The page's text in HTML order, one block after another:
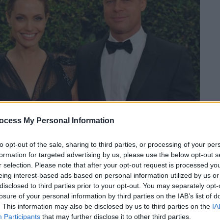
My Personal Information
opt-out of the sale, sharing to third parties, or processing of your
for targeted advertising by us, please use the below opt-out
selection. Please note that after your opt-out request is processed
interest-based ads based on personal information utilized by us
to third parties prior to your opt-out. You may separately
of your personal information by third parties on the IAB’s list of
This information may also be disclosed by us to third parties on the
Participants that may further disclose it to other third parties.
το ΕΘΝΟΣ στη Google
πλέον ο Μάντοξ Τζολί, γιος της
Μπραντ Πιτ(Brad Pitt),οκτώ μήνες μετά
του, Σάιλο.